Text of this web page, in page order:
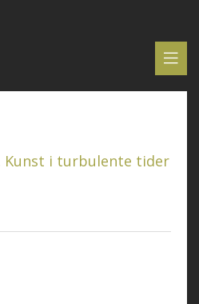
Kunst i turbulente tider